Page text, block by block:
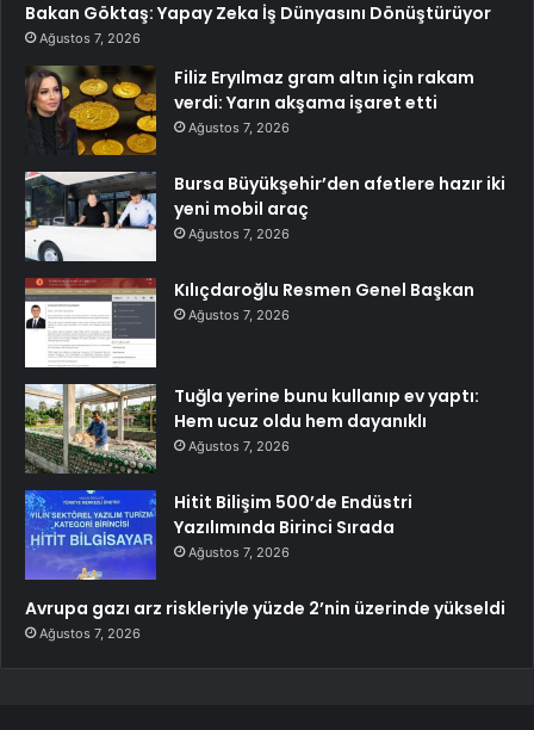
Bakan Göktaş: Yapay Zeka İş Dünyasını Dönüştürüyor
Ağustos 7, 2026
Filiz Eryılmaz gram altın için rakam
verdi: Yarın akşama işaret etti
Ağustos 7, 2026
Bursa Büyükşehir’den afetlere hazır iki
yeni mobil araç
Ağustos 7, 2026
Kılıçdaroğlu Resmen Genel Başkan
Ağustos 7, 2026
Tuğla yerine bunu kullanıp ev yaptı:
Hem ucuz oldu hem dayanıklı
Ağustos 7, 2026
Hitit Bilişim 500’de Endüstri
Yazılımında Birinci Sırada
Ağustos 7, 2026
Avrupa gazı arz riskleriyle yüzde 2’nin üzerinde yükseldi
Ağustos 7, 2026